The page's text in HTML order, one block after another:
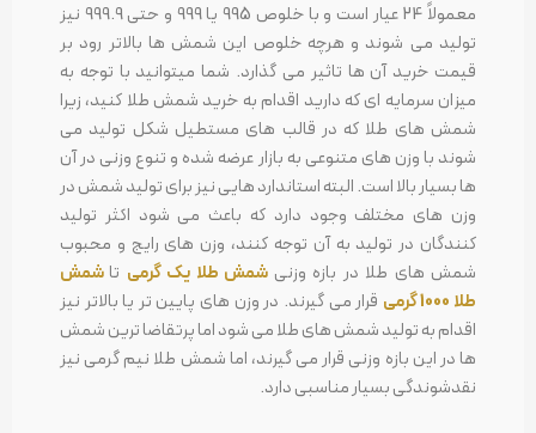
معمولاً 24 عیار است و با خلوص 995 یا 999 و حتی 999.9 نیز
تولید می شوند و هرچه خلوص این شمش ها بالاتر رود بر
قیمت خرید آن ها تاثیر می گذارد. شما میتوانید با توجه به
میزان سرمایه ای که دارید اقدام به خرید شمش طلا کنید، زیرا
شمش های طلا که در قالب های مستطیل شکل تولید می
شوند با وزن های متنوعی به بازار عرضه شده و تنوع وزنی در آن
ها بسیار بالا است. البته استاندارد هایی نیز برای تولید شمش در
وزن های مختلف وجود دارد که باعث می شود اکثر تولید
کنندگان در تولید به آن توجه کنند، وزن های رایج و محبوب
شمش های طلا در بازه وزنی شمش طلا یک گرمی تا شمش
طلا 1000 گرمی
قرار می گیرند. در وزن های پایین تر یا بالاتر نیز
اقدام به تولید شمش های طلا می شود اما پرتقاضا ترین شمش
ها در این بازه وزنی قرار می گیرند، اما شمش طلا نیم گرمی نیز
نقدشوندگی بسیار مناسبی دارد.